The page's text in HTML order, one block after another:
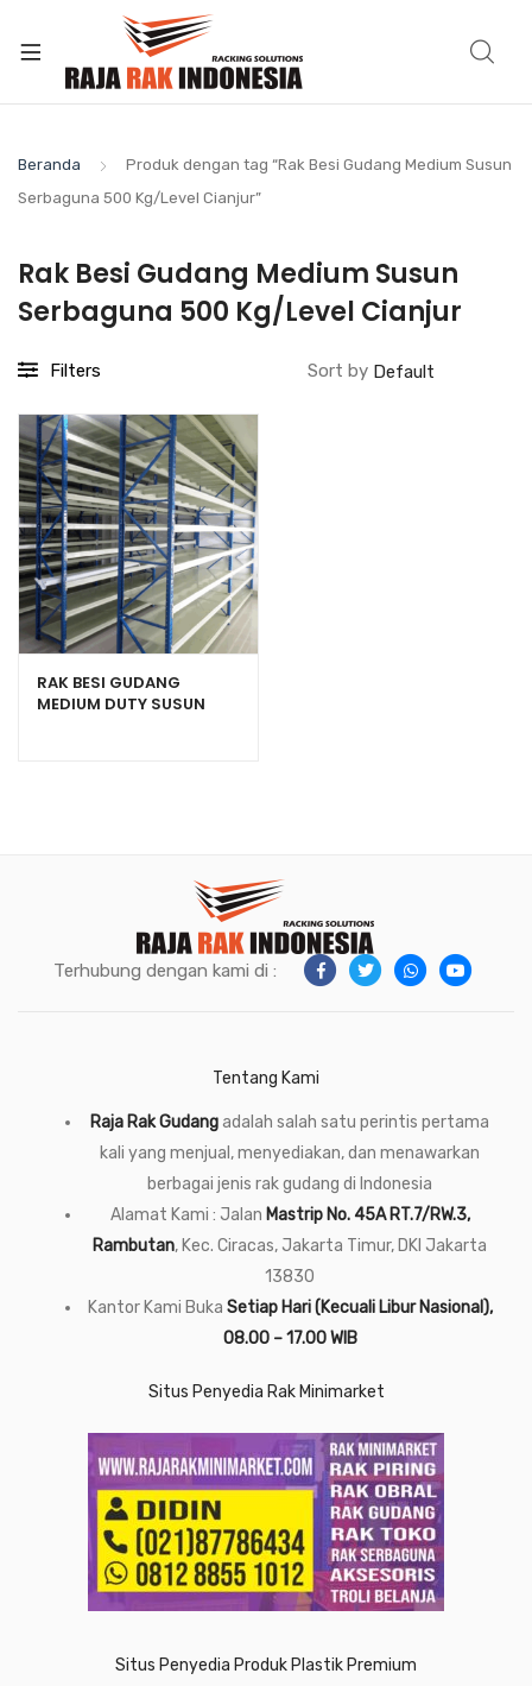
Beranda
Produk dengan tag “Rak Besi Gudang Medium Susun
Serbaguna 500 Kg/Level Cianjur”
Rak Besi Gudang Medium Susun
Serbaguna 500 Kg/Level Cianjur
Filters Sort by
RAK BESI GUDANG
MEDIUM DUTY SUSUN
Terhubung dengan kami di :
Tentang Kami
Raja Rak Gudangadalah salah satu perintis pertama
kali yang menjual, menyediakan, dan menawarkan
berbagai jenis rak gudang di Indonesia
Alamat Kami : Jalan Mastrip No. 45A RT.7/RW.3,
Rambutan, Kec. Ciracas, Jakarta Timur, DKI Jakarta
13830
Kantor Kami Buka Setiap Hari (Kecuali Libur Nasional),
08.00 – 17.00 WIB
Situs Penyedia Rak Minimarket
Situs Penyedia Produk Plastik Premium